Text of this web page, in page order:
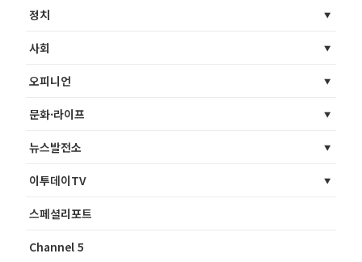
정치
사회
오피니언
문화·라이프
뉴스발전소
이투데이TV
스페셜리포트
Channel 5